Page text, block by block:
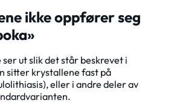
ikke oppfører seg
ut slik det står beskrevet i
sitter krystallene fast på
eller i andre deler av